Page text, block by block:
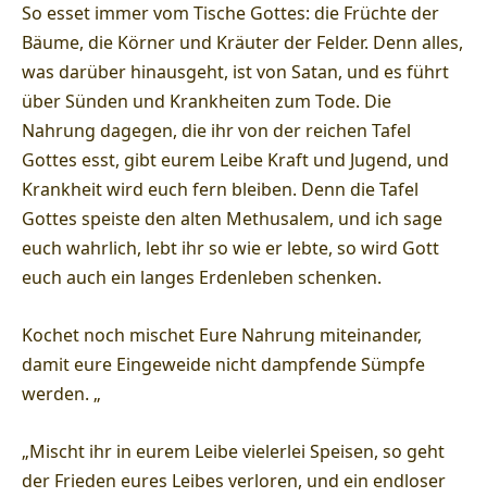
So esset immer vom Tische Gottes: die Früchte der
Bäume, die Körner und Kräuter der Felder. Denn alles,
was darüber hinausgeht, ist von Satan, und es führt
über Sünden und Krankheiten zum Tode. Die
Nahrung dagegen, die ihr von der reichen Tafel
Gottes esst, gibt eurem Leibe Kraft und Jugend, und
Krankheit wird euch fern bleiben. Denn die Tafel
Gottes speiste den alten Methusalem, und ich sage
euch wahrlich, lebt ihr so wie er lebte, so wird Gott
euch auch ein langes Erdenleben schenken.
Kochet noch mischet Eure Nahrung miteinander,
damit eure Eingeweide nicht dampfende Sümpfe
werden. „
„Mischt ihr in eurem Leibe vielerlei Speisen, so geht
der Frieden eures Leibes verloren, und ein endloser